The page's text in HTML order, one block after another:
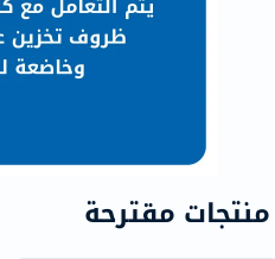
منتجات مقترحة